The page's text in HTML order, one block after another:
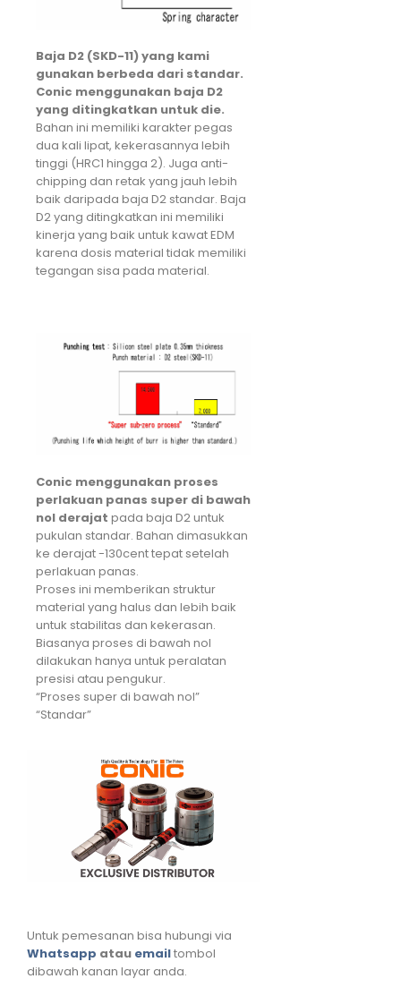
Baja D2 (SKD-11) yang kami
gunakan berbeda dari standar.
Conic menggunakan baja D2
yang ditingkatkan untuk die.
Bahan ini memiliki karakter pegas
dua kali lipat, kekerasannya lebih
tinggi (HRC1 hingga 2). Juga anti-
chipping dan retak yang jauh lebih
baik daripada baja D2 standar. Baja
D2 yang ditingkatkan ini memiliki
kinerja yang baik untuk kawat EDM
karena dosis material tidak memiliki
tegangan sisa pada material.
Conic menggunakan proses
perlakuan panas super di bawah
nol derajat pada baja D2 untuk
pukulan standar. Bahan dimasukkan
ke derajat -130cent tepat setelah
perlakuan panas.
Proses ini memberikan struktur
material yang halus dan lebih baik
untuk stabilitas dan kekerasan.
Biasanya proses di bawah nol
dilakukan hanya untuk peralatan
presisi atau pengukur.
“Proses super di bawah nol”
“Standar”
Untuk pemesanan bisa hubungi via
Whatsapp atau emailtombol
dibawah kanan layar anda.